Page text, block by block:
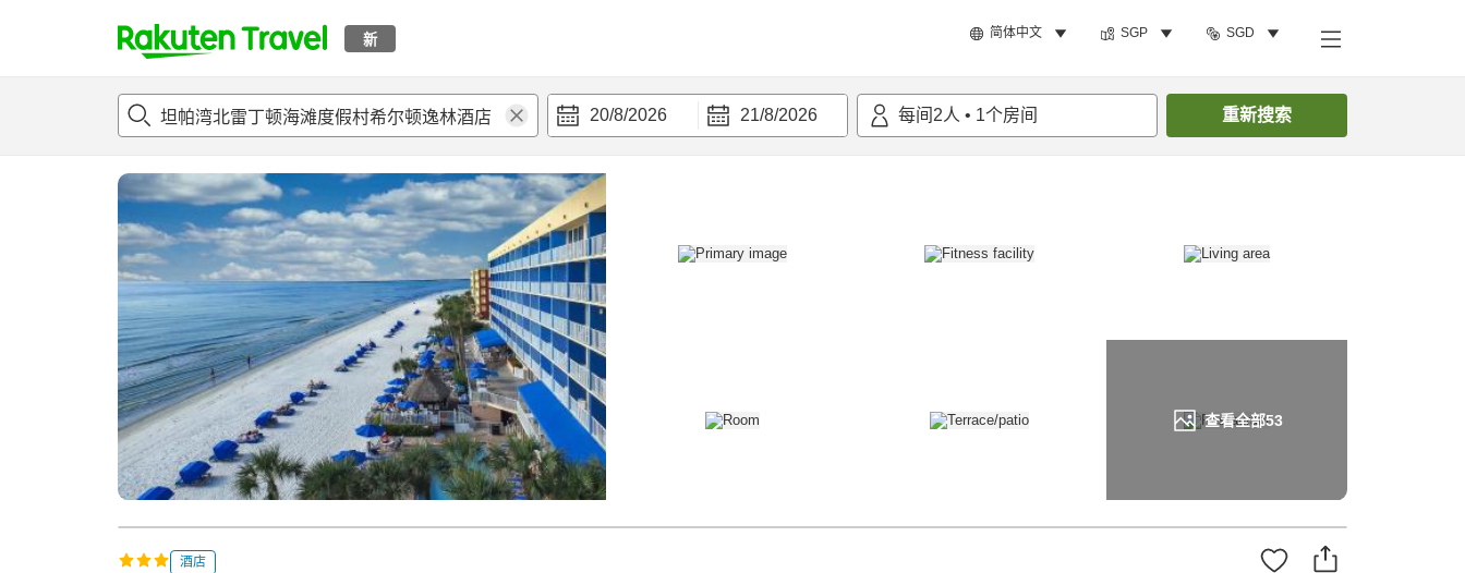
新 简体中文 SGP SGD
t
p
a
g
e
_
s
a
r
c
h
20/8/2026 21/8/2026 每间 2人 • 1个房间 重新搜索
查看全部53
概况 客房及住宿套餐评论设施 搜索客房
酒店